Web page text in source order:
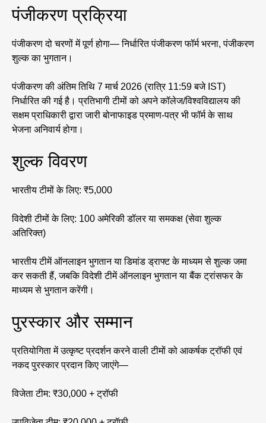
पंजीकरण प्रक्रिया
पंजीकरण दो चरणों में पूर्ण होगा— निर्धारित पंजीकरण फॉर्म भरना, पंजीकरण
शुल्क का भुगतान।
पंजीकरण की अंतिम तिथि 7 मार्च 2026 (रात्रि 11:59 बजे IST)
निर्धारित की गई है। प्रतिभागी टीमों को अपने कॉलेज/विश्वविद्यालय की
सक्षम प्राधिकारी द्वारा जारी बोनाफाइड प्रमाण-पत्र भी फॉर्म के साथ
भेजना अनिवार्य होगा।
शुल्क विवरण
भारतीय टीमों के लिए: ₹5,000
विदेशी टीमों के लिए: 100 अमेरिकी डॉलर या समकक्ष (सेवा शुल्क
अतिरिक्त)
भारतीय टीमें ऑनलाइन भुगतान या डिमांड ड्राफ्ट के माध्यम से शुल्क जमा
कर सकती हैं, जबकि विदेशी टीमें ऑनलाइन भुगतान या बैंक ट्रांसफर के
माध्यम से भुगतान करेंगी।
पुरस्कार और सम्मान
प्रतियोगिता में उत्कृष्ट प्रदर्शन करने वाली टीमों को आकर्षक ट्रॉफी एवं
नकद पुरस्कार प्रदान किए जाएंगे—
विजेता टीम: ₹30,000 + ट्रॉफी